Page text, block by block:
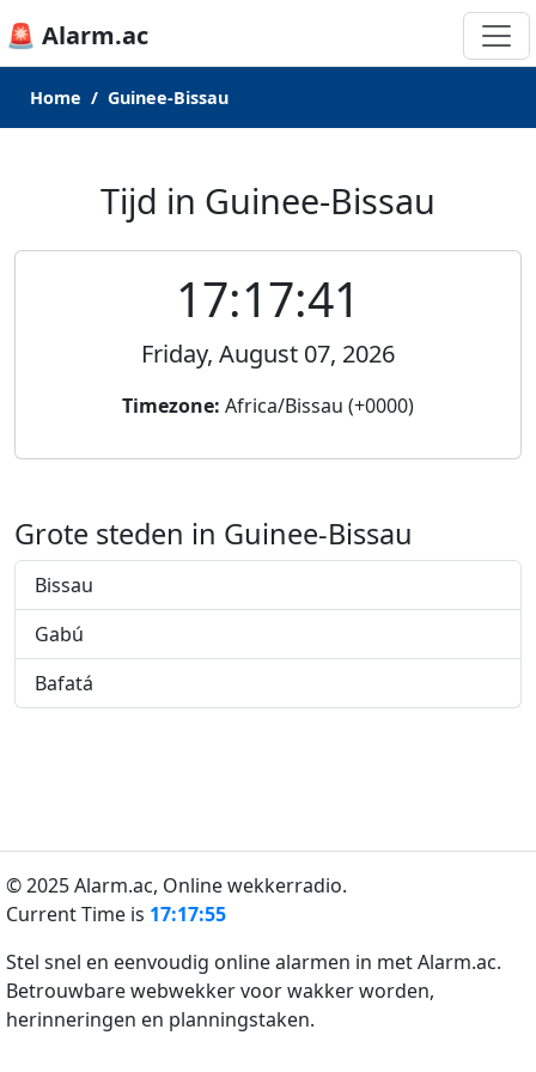
🚨 Alarm.ac
Home Guinee-Bissau
Tijd in Guinee-Bissau
17:17:41
Friday, August 07, 2026
Timezone: Africa/Bissau (+0000)
Grote steden in Guinee-Bissau
Bissau
Gabú
Bafatá
© 2025 Alarm.ac, Online wekkerradio.
Current Time is 17:17:55
Stel snel en eenvoudig online alarmen in met Alarm.ac.
Betrouwbare webwekker voor wakker worden,
herinneringen en planningstaken.